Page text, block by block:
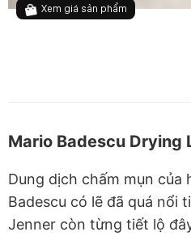
Xem giá sản phẩm
Mario Badescu Drying
Dung dịch chấm mụn của
Badescu có lẽ đã quá nổi
Jenner còn từng tiết lộ